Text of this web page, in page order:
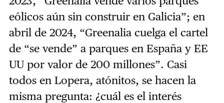
eólicos aún sin construir en Galicia”; en
abril de 2024, “Greenalia cuelga el cartel
de “se vende” a parques en España y EE
UU por valor de 200 millones”. Casi
todos en Lopera, atónitos, se hacen la
misma pregunta: ¿cuál es el interés